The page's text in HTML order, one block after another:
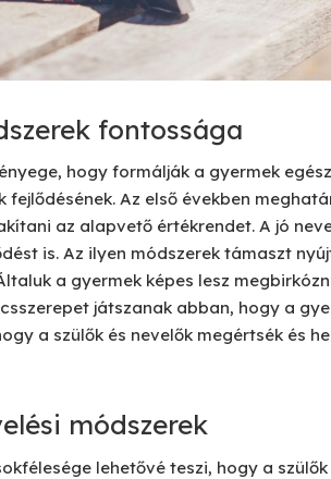
fontossága
hogy formálják a gyermek
Az első években
az alapvető értékrendet. A jó
is. Az ilyen módszerek támaszt
a gyermek képes lesz
játszanak abban, hogy a
a szülők és nevelők megértsék és
módszerek
lehetővé teszi, hogy a